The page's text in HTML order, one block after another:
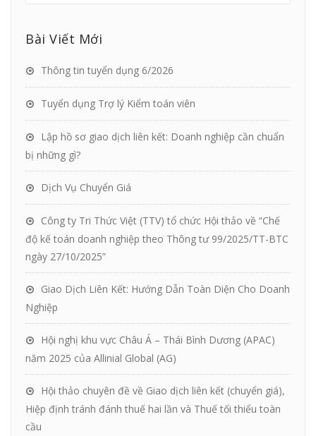
Bài Viết Mới
Thông tin tuyển dụng 6/2026
Tuyển dụng Trợ lý Kiểm toán viên
Lập hồ sơ giao dịch liên kết: Doanh nghiệp cần chuẩn
bị những gì?
Dịch Vụ Chuyển Giá
Công ty Tri Thức Việt (TTV) tổ chức Hội thảo về “Chế
độ kế toán doanh nghiệp theo Thông tư 99/2025/TT-BTC
ngày 27/10/2025”
Giao Dịch Liên Kết: Hướng Dẫn Toàn Diện Cho Doanh
Nghiệp
Hội nghị khu vực Châu Á – Thái Bình Dương (APAC)
năm 2025 của Allinial Global (AG)
Hội thảo chuyên đề về Giao dịch liên kết (chuyển giá),
Hiệp định tránh đánh thuế hai lần và Thuế tối thiểu toàn
cầu